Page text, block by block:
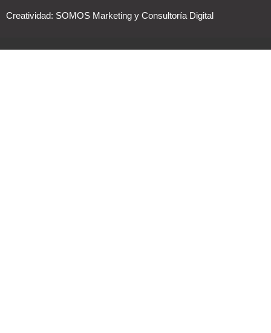
Creatividad: SOMOS Marketing y Consultoría Digital